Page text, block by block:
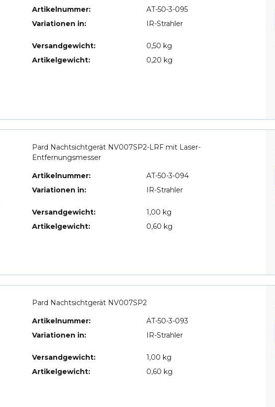
Artikelnummer:
AT-50-3-095
Variationen in:
IR-Strahler
Versandgewicht:
0,50 kg
Artikelgewicht:
0,20 kg
Pard Nachtsichtgerät NV007SP2-LRF mit Laser-
Entfernungsmesser
Artikelnummer:
AT-50-3-094
Variationen in:
IR-Strahler
Versandgewicht:
1,00 kg
Artikelgewicht:
0,60 kg
Pard Nachtsichtgerät NV007SP2
Artikelnummer:
AT-50-3-093
Variationen in:
IR-Strahler
Versandgewicht:
1,00 kg
Artikelgewicht:
0,60 kg